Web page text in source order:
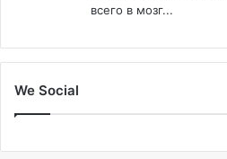
всего в мозг...
We Social